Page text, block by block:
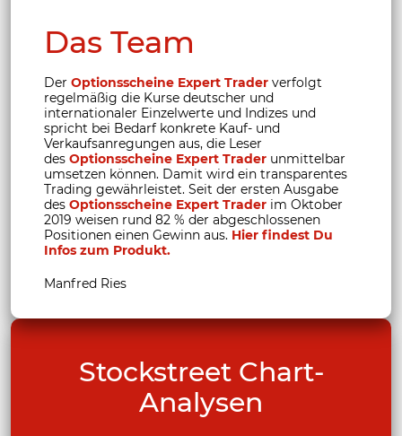
Das Team
Der Optionsscheine Expert Trader verfolgt
regelmäßig die Kurse deutscher und
internationaler Einzelwerte und Indizes und
spricht bei Bedarf konkrete Kauf- und
Verkaufsanregungen aus, die Leser
des Optionsscheine Expert Trader unmittelbar
umsetzen können. Damit wird ein transparentes
Trading gewährleistet. Seit der ersten Ausgabe
des Optionsscheine Expert Trader im Oktober
2019 weisen rund 82 % der abgeschlossenen
Positionen einen Gewinn aus. Hier findest Du
Infos zum Produkt.
Manfred Ries
Stockstreet Chart-
Analysen